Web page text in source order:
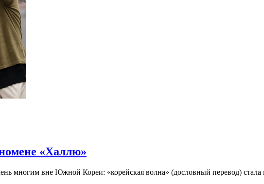
«Халлю»
многим вне Южной Кореи: «корейская волна» (дословный перевод)